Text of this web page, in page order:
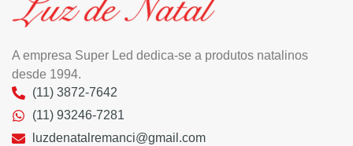
A empresa Super Led dedica-se a produtos natalinos
desde 1994.
(11) 3872-7642
(11) 93246-7281
luzdenatalremanci@gmail.com